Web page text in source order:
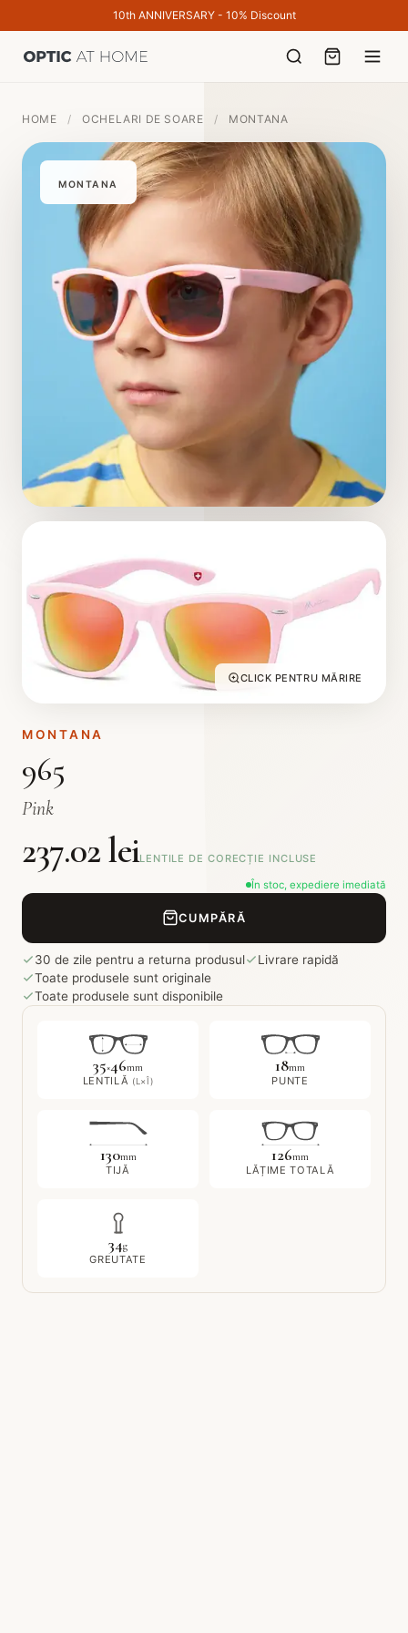
10th ANNIVERSARY - 10% Discount
HOME / OCHELARI DE SOARE / MONTANA
MONTANA
MONTANA
965
Pink
237.02 leiLENTILE DE CORECȚIE INCLUSE
În stoc, expediere imediată
CUMPĂRĂ
30 de zile pentru a returna produsul
Livrare rapidă
Toate produsele sunt originale
Toate produsele sunt disponibile
35×46mm
LENTILĂ (L×Î)
18mm
PUNTE
130mm
TIJĂ
126mm
LĂȚIME TOTALĂ
34g
GREUTATE
CLICK PENTRU MĂRIRE